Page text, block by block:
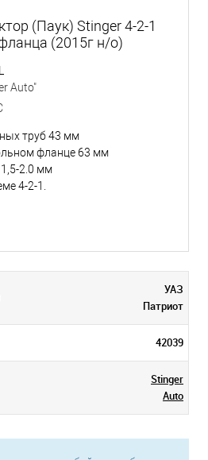
(Паук) Stinger 4-2-1
(2015г н/о)
Auto"
труб 43 мм
фланце 63 мм
2.0 мм
4-2-1.
УАЗ
Патриот
42039
Stinger
Auto